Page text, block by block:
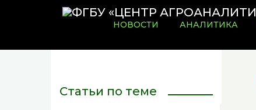
НОВОСТИ АНАЛИТИКА
Статьи по теме